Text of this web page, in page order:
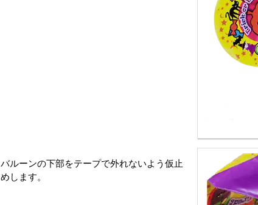
バルーンの下部をテープで外れないよう仮止
めします。